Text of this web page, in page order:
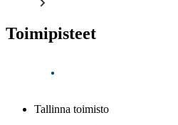
Toimipisteet
Tallinna toimisto